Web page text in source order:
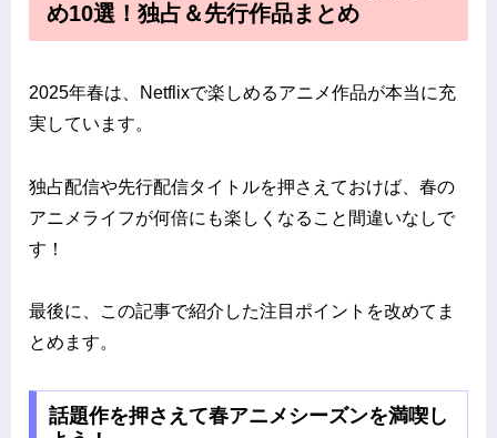
め10選！独占＆先行作品まとめ
2025年春は、Netflixで楽しめるアニメ作品が本当に充
実しています。
独占配信や先行配信タイトルを押さえておけば、春の
アニメライフが何倍にも楽しくなること間違いなしで
す！
最後に、この記事で紹介した注目ポイントを改めてま
とめます。
話題作を押さえて春アニメシーズンを満喫し